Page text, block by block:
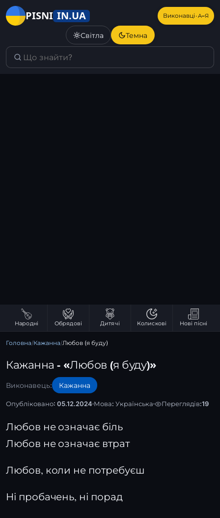
PISNI IN.UA Виконавці·А–Я
Світла Темна
Народні Обрядові Дитячі Колискові Нові пісні
Головна/Кажанна/Любов (я буду)
Кажанна - «Любов (я буду)»
Виконавець: Кажанна
Опубліковано: 05.12.2024 Мова: Українська Переглядів:19
Любов не означає біль
Любов не означає втрат
Любов, коли не потребуєш
Ні пробачень, ні порад